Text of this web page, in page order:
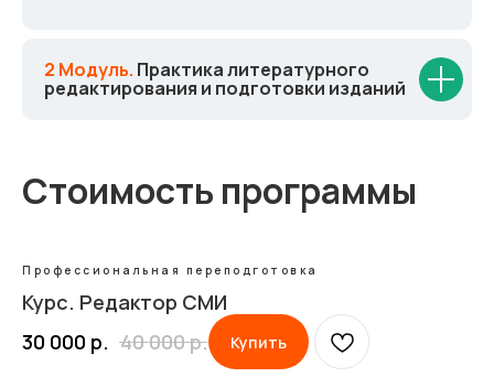
2 Модуль. Практика литературного
редактирования и подготовки изданий
Стоимость программы
Профессиональная переподготовка
Курс. Редактор СМИ
30 000 р. 40 000р. Купить